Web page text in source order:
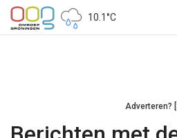
10.1°C
Adverteren?